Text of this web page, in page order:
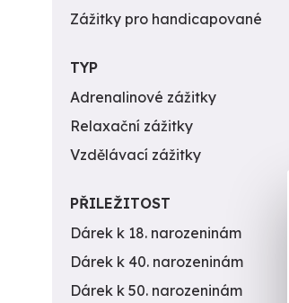
Zážitky pro handicapované
TYP
Adrenalinové zážitky
Relaxační zážitky
Vzdělávací zážitky
PŘILEŽITOST
Dárek k 18. narozeninám
Dárek k 40. narozeninám
Dárek k 50. narozeninám